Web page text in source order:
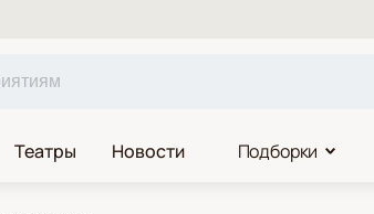
Театры Новости Подборки